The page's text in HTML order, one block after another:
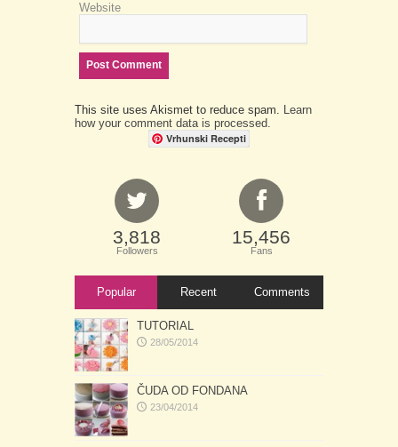
Website
This site uses Akismet to reduce spam.
Learn
how your comment data is processed.
Vrhunski Recepti
3,818
Followers
15,456
Fans
Popular Recent Comments
TUTORIAL
28/05/2014
ČUDA OD FONDANA
23/04/2014